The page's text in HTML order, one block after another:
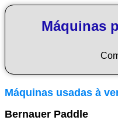
Máquinas
Máquinas usadas à
Bernauer Paddle